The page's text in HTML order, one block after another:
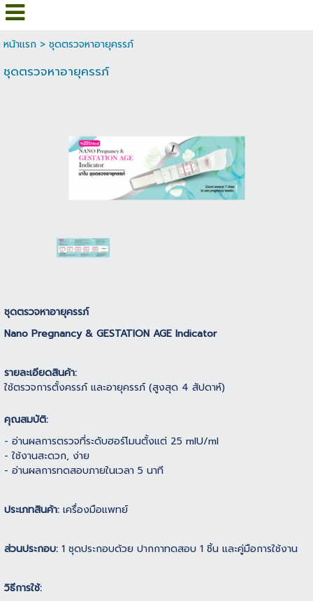
หน้าแรก> ชุดตรวจหาอายุครรภ์
ชุดตรวจหาอายุครรภ์
ชุดตรวจหาอายุครรภ์
Nano Pregnancy & GESTATION AGE Indicator
รายละเอียดสินค้า:
ใช้ตรวจการตั้งครรภ์ และอายุครรภ์ (สูงสุด 4 สัปดาห์)
คุณสมบัติ:
- อ่านผลการตรวจที่ระดับฮอร์โมนตั้งแต่ 25 mIU/ml
- ใช้งานสะดวก, ง่าย
- อ่านผลการทดสอบภายในเวลา 5 นาที
ประเภทสินค้า: เครื่องมือแพทย์
ส่วนประกอบ:1 ชุดประกอบด้วย ปากกาทดสอบ 1 ชิ้น และคู่มือการใช้งาน
วิธีการใช้: